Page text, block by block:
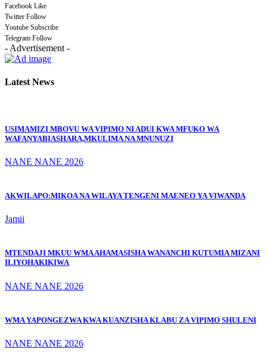
Facebook Like
Twitter Follow
Youtube Subscribe
Telegram Follow
- Advertisement -
Latest News
USIMAMIZI MBOVU WA VIPIMO NI ADUI KWA MFUKO WA
WAFANYABIASHARA,MKULIMA NA MNUNUZI
NANE NANE 2026
AKWILAPO:MIKOA NA WILAYA TENGENI MAENEO YA VIWANDA
Jamii
MTENDAJI MKUU WMA AHAMASISHA WANANCHI KUTUMIA MIZANI
ILIYOHAKIKIWA
NANE NANE 2026
WMA YAPONGEZWA KWA KUANZISHA KLABU ZA VIPIMO SHULENI
NANE NANE 2026